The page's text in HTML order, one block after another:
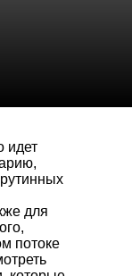
идет
для
потоке